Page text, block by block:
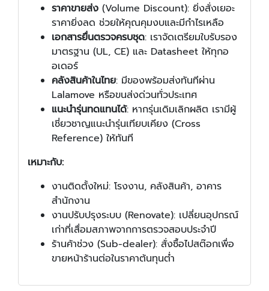
ราคาขายส่ง (Volume Discount): ยิ่งสั่งเยอะ
ราคายิ่งลด ช่วยให้คุณคุมงบและมีกำไรเหลือ
เอกสารยื่นตรวจครบชุด: เราจัดเตรียมใบรับรอง
มาตรฐาน (UL, CE) และ Datasheet ให้ทุกอ
อเดอร์
คลังสินค้าในไทย: มีของพร้อมส่งทันทีผ่าน
Lalamove หรือขนส่งด่วนทั่วประเทศ
แนะนำรุ่นทดแทนได้: หากรุ่นเดิมเลิกผลิต เรามีผู้
เชี่ยวชาญแนะนำรุ่นเทียบเคียง (Cross
Reference) ให้ทันที
เหมาะกับ:
งานติดตั้งใหม่: โรงงาน, คลังสินค้า, อาคาร
สำนักงาน
งานปรับปรุงระบบ (Renovate): เปลี่ยนอุปกรณ์
เก่าที่เสื่อมสภาพจากการตรวจสอบประจำปี
ร้านค้าช่วง (Sub-dealer): สั่งซื้อไปสต๊อกเพื่อ
ขายหน้าร้านต่อในราคาต้นทุนต่ำ